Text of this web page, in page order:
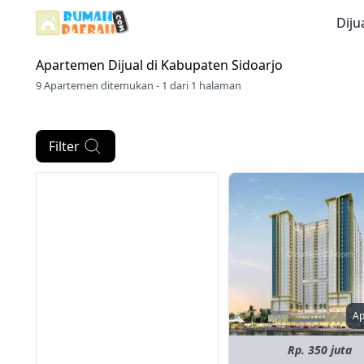
Apartemen Dijual di Kabupaten Sidoarjo
9 Apartemen ditemukan - 1 dari 1 halaman
Filter
Rp. 350 juta